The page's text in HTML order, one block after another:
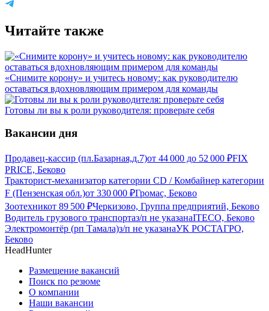
Читайте также
«Снимите корону» и учитесь новому: как руководителю
оставаться вдохновляющим примером для команды
Готовы ли вы к роли руководителя: проверьте себя
Вакансии дня
Продавец-кассир (пл.Базарная,д.7)от 44 000 до 52 000 ₽FIX
PRICE, Беково
Тракторист-механизатор категории CD / Комбайнер категории
F (Пензенская обл.)от 330 000 ₽Громас, Беково
Зоотехникот 89 500 ₽Черкизово, Группа предприятий, Беково
Водитель грузового транспортаз/п не указанаITECO, Беково
Электромонтёр (рп Тамала)з/п не указанаУК РОСТАГРО,
Беково
HeadHunter
Размещение вакансий
Поиск по резюме
О компании
Наши вакансии